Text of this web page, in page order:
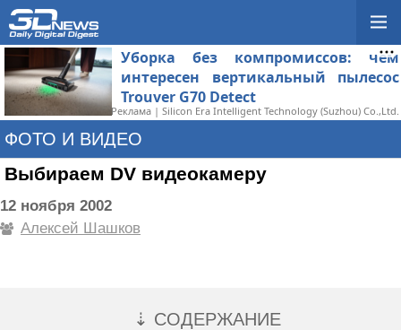
Уборка без компромиссов: чем
интересен вертикальный пылесос
Trouver G70 Detect
Реклама | Silicon Era Intelligent Technology (Suzhou) Co.,Ltd.
ФОТО И ВИДЕО
Выбираем DV видеокамеру
12 ноября 2002
Алексей Шашков
⇣ СОДЕРЖАНИЕ